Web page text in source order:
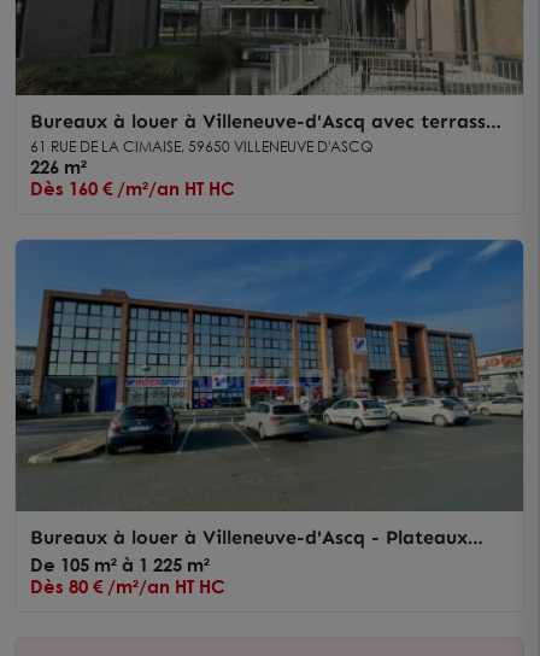
Bureaux à louer à Villeneuve-d'Ascq avec terrasses
privatives et certification BREEAM
61 RUE DE LA CIMAISE, 59650 VILLENEUVE D'ASCQ
226 m²
Dès 160 € /m²/an HT HC
Bureaux à louer à Villeneuve-d'Ascq - Plateaux
fonctionnels avec visibilité et accessibilité
optimale
De 105 m² à 1 225 m²
Dès 80 € /m²/an HT HC